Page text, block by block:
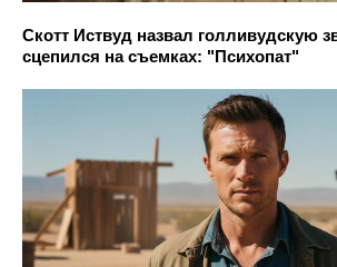
Скотт Иствуд назвал голливудскую
сцепился на съемках: "Психопат"